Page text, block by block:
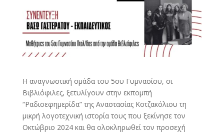
Η αναγνωστική ομάδα του 5ου Γυμνασίου, οι
Βιβλιόφιλες, ξετυλίγουν στην εκπομπή
“Ραδιοεφημερίδα” της Αναστασίας Κοτζακόλιου τη
μικρή λογοτεχνική ιστορία τους που ξεκίνησε τον
Οκτώβριο 2024 και θα ολοκληρωθεί τον προσεχή